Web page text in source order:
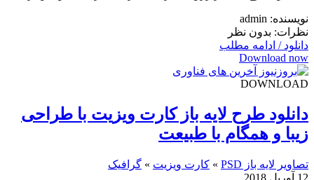
نویسنده: admin
نظرات: بدون نظر
دانلود / ادامه مطلب
Download now
DOWNLOAD
دانلود طرح لایه باز کارت ویزیت با طراحی
زیبا و همگام با طبیعت
تصاویر لایه باز PSD » کارت ویزیت » گرافیک